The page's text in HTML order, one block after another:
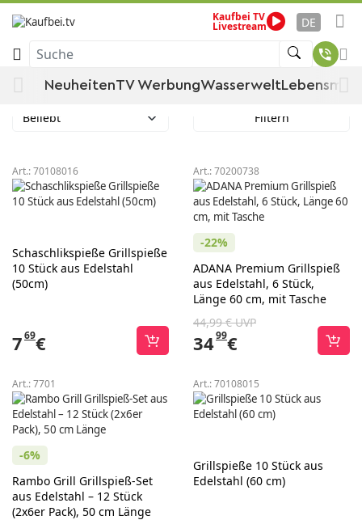
Kaufbei TV
Livestream DE
Suche
NeuheitenTV WerbungWasserwelt
Startseite
Grill & Zubehör
Grillspieß
Beliebt Filtern
Art.:70108016
Schaschlikspieße Grillspieße
10 Stück aus Edelstahl
(50cm)
769€
Art.:70200738
-22%
ADANA Premium Grillspieß
aus Edelstahl, 6 Stück,
Länge 60 cm, mit Tasche
44,99 € UVP
3499€
Art.:7701
-6%
Rambo Grill Grillspieß-Set
aus Edelstahl – 12 Stück
(2x6er Pack), 50 cm Länge
Art.:70108015
Grillspieße 10 Stück aus
Edelstahl (60 cm)